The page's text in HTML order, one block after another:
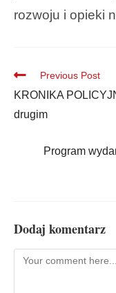
rozwoju i opieki
Previous Post
KRONIKA
drugim
Program
Dodaj komentarz